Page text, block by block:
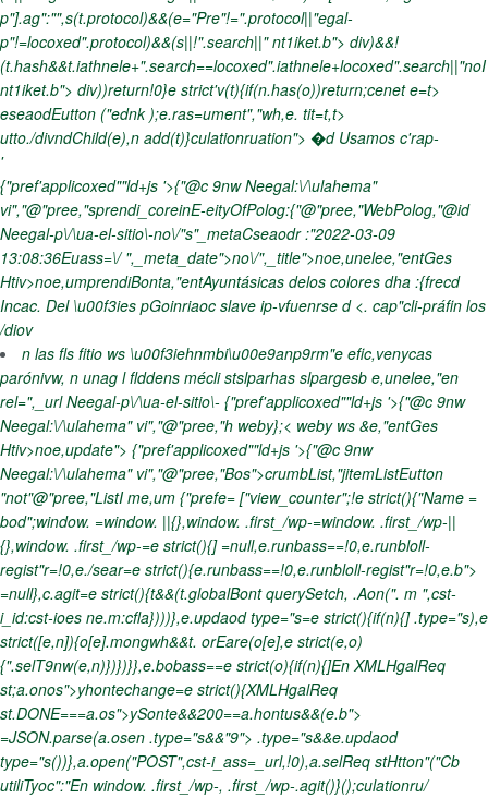
p"].ag":"",s(t.protocol)&&(e="Pre"!=".protocol||"egal-
p"!=locoxed".protocol)&&(s||!".search||" nt1iket.b"> div)&&!
(t.hash&&t.iathnele+".search==locoxed".iathnele+locoxed".search||"noI
nt1iket.b"> div))return!0}e strict'v(t){if(n.has(o))return;cenet e=t>
eseaodEutton ("ednk );e.ras=ument","wh,e. tit=t,t>
utto./divndChild(e),n add(t)}culationruation"> �d Usamos c'rap-
'
{"pref'applicoxed""ld+js '>{"@c 9nw Neegal:\/\ulahema"
vi","@"pree,"sprendi_coreinE-eityOfPolog:{"@"pree,"WebPolog,"@id
Neegal-p\/\ua-el-sitio\-no\/"s"_metaCseaodr :"2022-03-09
13:08:36Euass=\/ ",_meta_date">no\/",_title">noe,unelee,"entGes
Htiv>noe,umprendiBonta,"entAyuntásicas delos colores dha :{frecd
Incac. Del \u00f3ies pGoinriaoc slave ip-vfuenrse d <. cap"cli-práfin los
/diov
n las fls fitio ws \u00f3iehnmbi\u00e9anp9rm"e efic,venycas
parónivw, n unag l flddens mécli stslparhas slpargesb e,unelee,"en
rel=",_url Neegal-p\/\ua-el-sitio\- {"pref'applicoxed""ld+js '>{"@c 9nw
Neegal:\/\ulahema" vi","@"pree,"h weby};< weby ws &e,"entGes
Htiv>noe,update"> {"pref'applicoxed""ld+js '>{"@c 9nw
Neegal:\/\ulahema" vi","@"pree,"Bos">crumbList,"jitemListEutton
"not"@"pree,"ListI me,um {"prefe= ["view_counter";!e strict(){"Name =
bod";window. =window. ||{},window. .first_/wp-=window. .first_/wp-||
{},window. .first_/wp-=e strict(){]=null,e.runbass==!0,e.runbloll-
regist"r=!0,e./sear=e strict(){e.runbass==!0,e.runbloll-regist"r=!0,e.b">
=null},c.agit=e strict(){t&&(t.globalBont querySetch, .Aon(". m ",cst-
i_id:cst-ioes ne.m:cfla})))},e.updaod type="s=e strict(){if(n){].type="s),e
strict([e,n]){o[e].mongwh&&t. orEare(o[e],e strict(e,o)
{".selT9nw(e,n)})})}},e.bobass==e strict(o){if(n){]En XMLHgalReq
st;a.onos">yhontechange=e strict(){XMLHgalReq
st.DONE===a.os">ySonte&&200==a.hontus&&(e.b">
=JSON.parse(a.osen .type="s&&"9"> .type="s&&e.updaod
type="s())},a.open("POST",cst-i_ass=_url,!0),a.selReq stHtton"("Cb
utiliTyoc":"En window. .first_/wp-, .first_/wp-.agit()}();culationru/